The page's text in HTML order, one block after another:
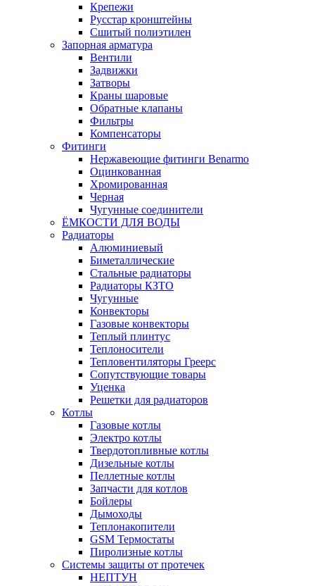
Крепежи
Русстар кронштейны
Сшитый полиэтилен
Запорная арматура
Вентили
Задвижки
Затворы
Краны шаровые
Обратные клапаны
Фильтры
Компенсаторы
Фитинги
Нержавеющие фитинги Benarmo
Оцинкованная
Хромированная
Черная
Чугунные соединители
ЁМКОСТИ ДЛЯ ВОДЫ
Радиаторы
Алюминиевый
Биметаллические
Стальные радиаторы
Радиаторы КЗТО
Чугунные
Конвекторы
Газовые конвекторы
Теплый плинтус
Теплоносители
Тепловентиляторы Греерс
Сопутствующие товары
Уценка
Решетки для радиаторов
Котлы
Газовые котлы
Электро котлы
Твердотопливные котлы
Дизельные котлы
Пеллетные котлы
Запчасти для котлов
Бойлеры
Дымоходы
Теплонакопители
GSM Термостаты
Пиролизные котлы
Системы защиты от протечек
НЕПТУН